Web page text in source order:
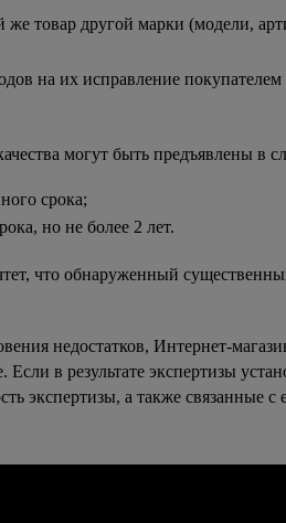
товар другой марки (модели,
на их исправление
могут быть предъявлены в
срока;
но не более 2 лет.
что обнаруженный
недостатков, Интернет-
в результате экспертизы
экспертизы, а также связанные